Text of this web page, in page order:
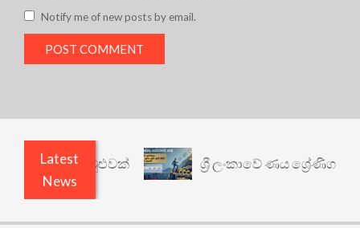
Notify me of new posts by email.
Latest
News
කවුළුවක් ශ්‍රී ලංකාවේ ණය ශ්‍රේණිගත කිරීම: